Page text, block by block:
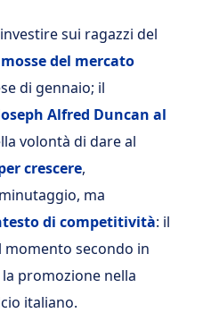
sui ragazzi del
mosse del mercato
di gennaio; il
Alfred Duncan al
volontà di dare al
crescere,
ma
di competitività: il
momento secondo in
promozione nella
italiano.